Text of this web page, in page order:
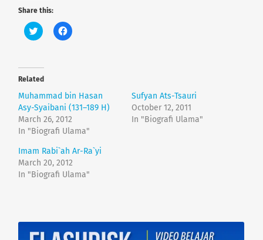
Share this:
C
l
t
o
s
a
r
e
o
n
T
t
t
e
n
i
C
l
h
a
r
e
o
n
F
c
e
b
o
e
s
Related
Muhammad bin Hasan
Asy-Syaibani (131–189 H)
March 26, 2012
In "Biografi Ulama"
Sufyan Ats-Tsauri
October 12, 2011
In "Biografi Ulama"
Imam Rabi`ah Ar-Ra`yi
March 20, 2012
In "Biografi Ulama"